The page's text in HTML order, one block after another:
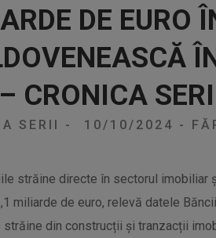
DE EURO
CRONICA
SERII - 10/10/2024 -
străine directe în sectorul imobiliar
miliarde de euro, relevă datele
din construcții și tranzacții